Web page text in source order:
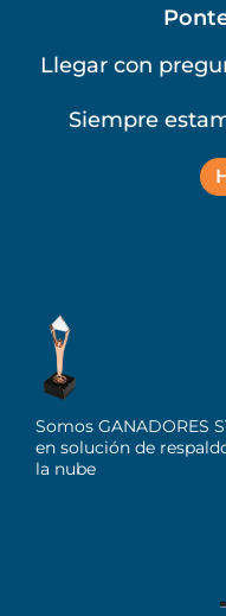
Llegar con
Siempre
Somos GANADORES
en solución de
la nube